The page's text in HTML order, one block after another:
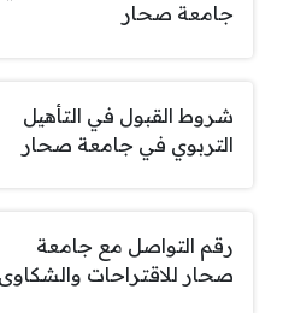
جامعة صحار
شروط القبول في التأهيل
التربوي في جامعة صحار
رقم التواصل مع جامعة
صحار للاقتراحات والشكاوى